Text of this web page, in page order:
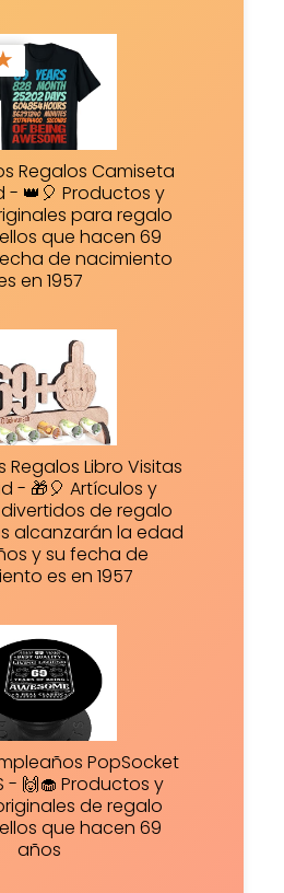
Regalos Camiseta
- 👑🎈 Productos y
para regalo
que hacen 69
de nacimiento
en 1957
Libro Visitas
- 🎁🎈 Artículos y
de regalo
alcanzarán la edad
y su fecha de
es en 1957
PopSocket
- 🙌🧁 Productos y
de regalo
que hacen 69
años